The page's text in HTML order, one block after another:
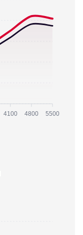
4100 4800 5500